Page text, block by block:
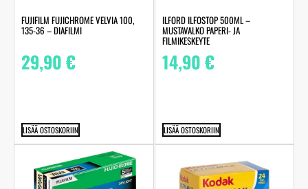
FUJIFILM FUJICHROME VELVIA 100,
135-36 – DIAFILMI
29,90€
LISÄÄ OSTOSKORIIN
ILFORD ILFOSTOP 500ML –
MUSTAVALKO PAPERI- JA
FILMIKESKEYTE
14,90€
LISÄÄ OSTOSKORIIN